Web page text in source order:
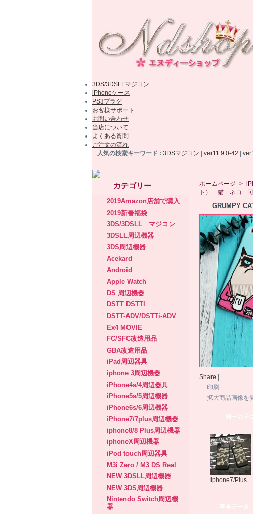
3DS/3DSLLマジコン
iPhoneケース
PS3プラグ
お客様サポート
お問い合わせ
当店について
よくある質問
ご注文の流れ
人気の検索キーワード : 3DSマジコン ver11.9.0-42
カテゴリー
2019Amazon店舗で購入
2019新春福袋
3DS/3DSLL マジコン
3DSLL周辺機器
3DS周辺機器
Acekard
Android
Apple Watch
DS 周辺機器
DSTT DSTTI
DSTT-ADV/DSTTi-ADV
Ex4 MOVIE
FC/SFC改造用品
GBA改造用品
iPad周辺器具
iphone 3周辺機器
iPhone4s/4周辺器具
iPhone5s/5周辺機器
iPhone6s/6周辺機器
iPhone7/7plus周辺機器
iphone8/8 Plus周辺機器
iphoneX周辺機器
iPod touch周辺器具
M3i Zero / M3 DS Real
NEW 3DSLL周辺機器
NEW 3DS周辺機器
Nintendo Switch周辺機
器
ホームページ >
ト） 猫 ネコ 可
GRUMPY
Share
印刷
拡大商品画像を
iphone7/Plus...